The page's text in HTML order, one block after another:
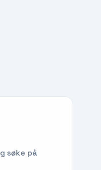
søke på